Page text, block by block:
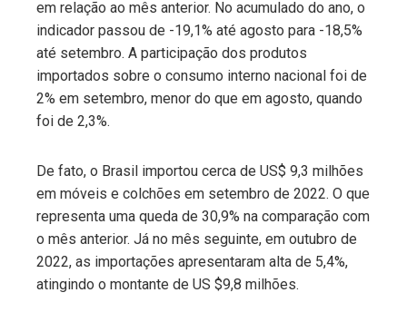
em relação ao mês anterior. No acumulado do ano, o
indicador passou de -19,1% até agosto para -18,5%
até setembro. A participação dos produtos
importados sobre o consumo interno nacional foi de
2% em setembro, menor do que em agosto, quando
foi de 2,3%.
De fato, o Brasil importou cerca de US$ 9,3 milhões
em móveis e colchões em setembro de 2022. O que
representa uma queda de 30,9% na comparação com
o mês anterior. Já no mês seguinte, em outubro de
2022, as importações apresentaram alta de 5,4%,
atingindo o montante de US $9,8 milhões.